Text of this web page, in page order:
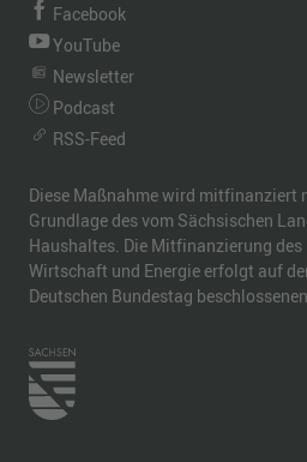
Facebook
YouTube
Newsletter
Podcast
RSS-Feed
Diese Maßnahme wird mitfinanziert
Grundlage des vom Sächsischen
Haushaltes. Die Mitfinanzierung
Wirtschaft und Energie erfolgt auf
Deutschen Bundestag